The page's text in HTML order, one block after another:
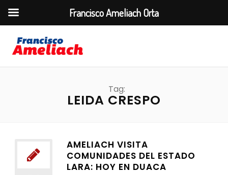
Tag:
LEIDA CRESPO
AMELIACH VISITA
COMUNIDADES DEL ESTADO
LARA: HOY EN DUACA
Francisco Ameliach Orta